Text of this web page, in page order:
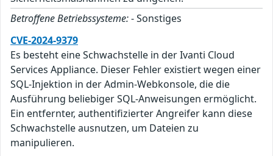
Betroffene Betriebssysteme:- Sonstiges
CVE-2024-9379
Es besteht eine Schwachstelle in der Ivanti Cloud
Services Appliance. Dieser Fehler existiert wegen einer
SQL-Injektion in der Admin-Webkonsole, die die
Ausführung beliebiger SQL-Anweisungen ermöglicht.
Ein entfernter, authentifizierter Angreifer kann diese
Schwachstelle ausnutzen, um Dateien zu
manipulieren.